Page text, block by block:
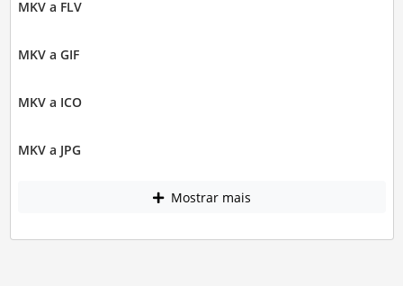
MKV a FLV
MKV a GIF
MKV a ICO
MKV a JPG
Mostrar mais